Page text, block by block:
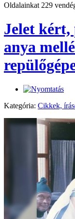
Oldalainkat 229
Jelet kért,
anya
Kategória: Cikkek,